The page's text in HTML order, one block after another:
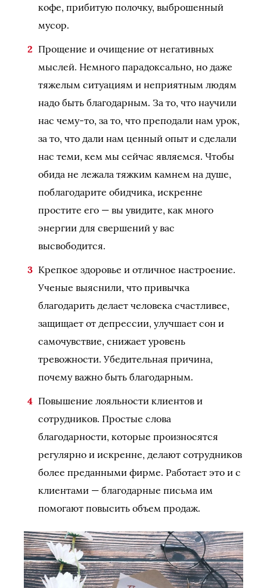
кофе, прибитую полочку, выброшенный
мусор.
Прощение и очищение от негативных
мыслей. Немного парадоксально, но даже
тяжелым ситуациям и неприятным людям
надо быть благодарным. За то, что научили
нас чему-то, за то, что преподали нам урок,
за то, что дали нам ценный опыт и сделали
нас теми, кем мы сейчас являемся. Чтобы
обида не лежала тяжким камнем на душе,
поблагодарите обидчика, искренне
простите его — вы увидите, как много
энергии для свершений у вас
высвободится.
Крепкое здоровье и отличное настроение.
Ученые выяснили, что привычка
благодарить делает человека счастливее,
защищает от депрессии, улучшает сон и
самочувствие, снижает уровень
тревожности. Убедительная причина,
почему важно быть благодарным.
Повышение лояльности клиентов и
сотрудников. Простые слова
благодарности, которые произносятся
регулярно и искренне, делают сотрудников
более преданными фирме. Работает это и с
клиентами — благодарные письма им
помогают повысить объем продаж.